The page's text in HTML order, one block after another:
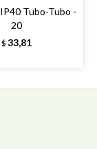
Tubo-Tubo -
20
$ 33,81